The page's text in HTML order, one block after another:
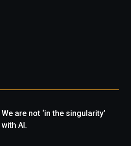
We are not ‘in the singularity’
with AI.